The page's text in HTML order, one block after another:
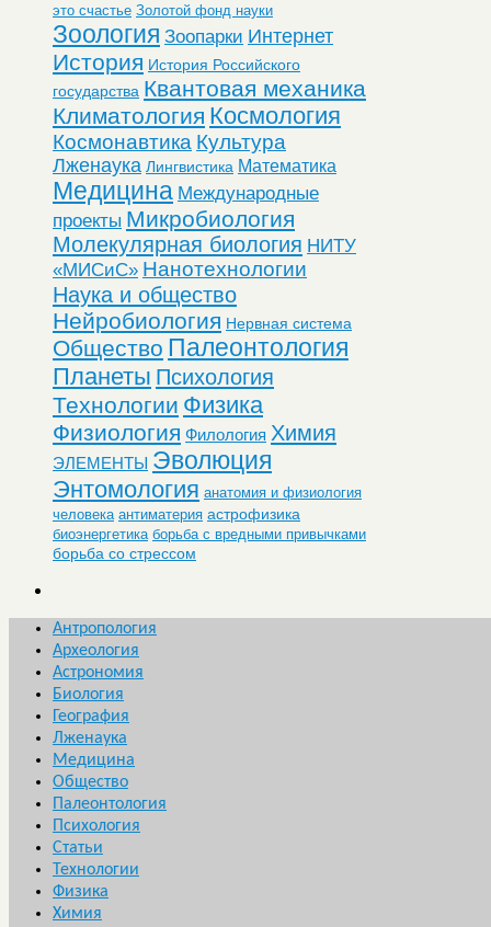
это счастье Золотой фонд науки
Зоология Зоопарки Интернет
История История Российского
государства Квантовая механика
Климатология Космология
Космонавтика Культура
Лженаука Лингвистика Математика
Медицина Международные
проекты Микробиология
Молекулярная биология НИТУ
«МИСиС» Нанотехнологии
Наука и общество
Нейробиология Нервная система
Общество Палеонтология
Планеты Психология
Технологии Физика
Физиология Филология Химия
ЭЛЕМЕНТЫ Эволюция
Энтомология анатомия и физиология
человека антиматерия астрофизика
биоэнергетика борьба с вредными привычками
борьба со стрессом
Антропология
Археология
Астрономия
Биология
География
Лженаука
Медицина
Общество
Палеонтология
Психология
Статьи
Технологии
Физика
Химия